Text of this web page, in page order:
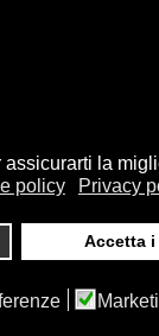
la
policy Privacy
Accetta